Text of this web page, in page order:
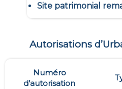
Site patrimonial
Autorisations
Numéro
d’autorisation